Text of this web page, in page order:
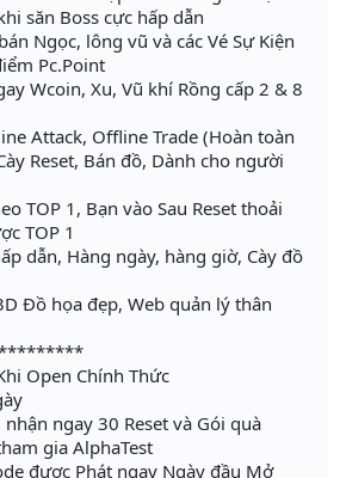
săn Boss cực hấp dẫn
Ngọc, lông vũ và các Vé Sự Kiện
Pc.Point
Wcoin, Xu, Vũ khí Rồng cấp 2 & 8
Attack, Offline Trade (Hoàn toàn
Reset, Bán đồ, Dành cho người
TOP 1, Bạn vào Sau Reset thoải
TOP 1
dẫn, Hàng ngày, hàng giờ, Cày đồ
Đồ họa đẹp, Web quản lý thân
Open Chính Thức
ngay 30 Reset và Gói quà
gia AlphaTest
được Phát ngay Ngày đầu Mở